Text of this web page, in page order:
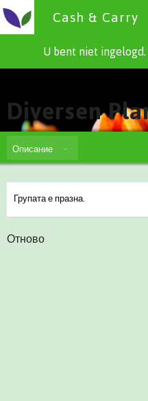
Cash & Carry
U bent niet
Diversen
Описание
Групата е празна.
Отново